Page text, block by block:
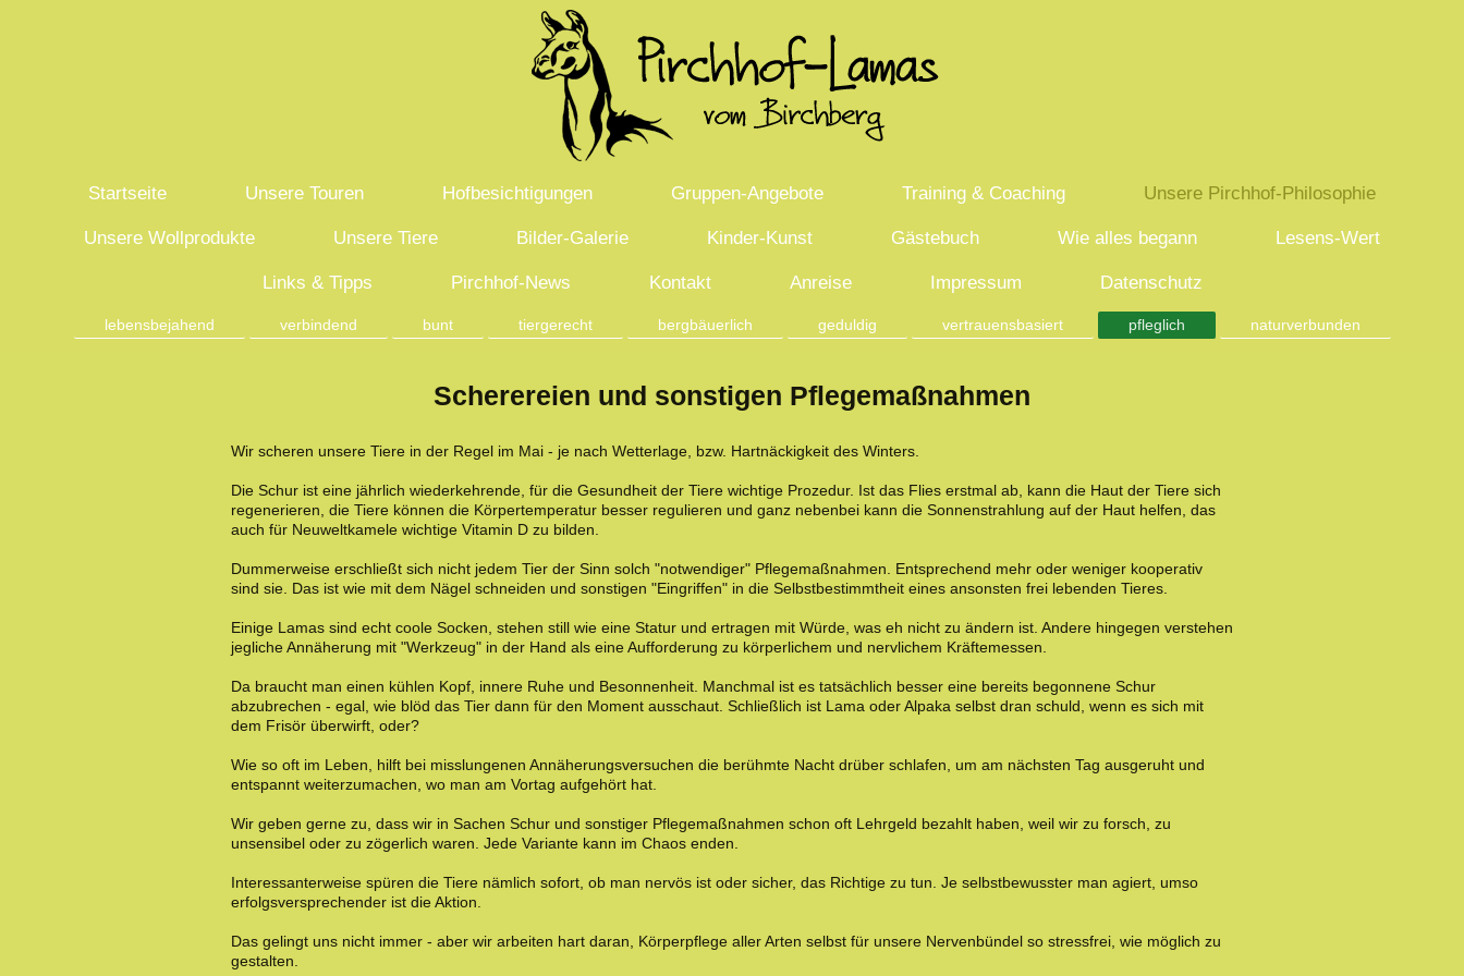
Startseite Unsere Touren Hofbesichtigungen Gruppen-Angebote Training & Coaching Unsere Pirchhof-Philosophie
Unsere Wollprodukte Unsere Tiere Bilder-Galerie Kinder-Kunst Gästebuch Wie alles begann Lesens-Wert
Links & Tipps Pirchhof-News Kontakt Anreise Impressum Datenschutz
lebensbejahend verbindend bunt tiergerecht bergbäuerlich geduldig vertrauensbasiert pfleglich naturverbunden
Scherereien und sonstigen Pflegemaßnahmen
Wir scheren unsere Tiere in der Regel im Mai - je nach Wetterlage, bzw. Hartnäckigkeit des Winters.
Die Schur ist eine jährlich wiederkehrende, für die Gesundheit der Tiere wichtige Prozedur. Ist das Flies erstmal ab, kann die Haut der Tiere sich
regenerieren, die Tiere können die Körpertemperatur besser regulieren und ganz nebenbei kann die Sonnenstrahlung auf der Haut helfen, das
auch für Neuweltkamele wichtige Vitamin D zu bilden.
Dummerweise erschließt sich nicht jedem Tier der Sinn solch "notwendiger" Pflegemaßnahmen. Entsprechend mehr oder weniger kooperativ
sind sie. Das ist wie mit dem Nägel schneiden und sonstigen "Eingriffen" in die Selbstbestimmtheit eines ansonsten frei lebenden Tieres.
Einige Lamas sind echt coole Socken, stehen still wie eine Statur und ertragen mit Würde, was eh nicht zu ändern ist. Andere hingegen verstehen
jegliche Annäherung mit "Werkzeug" in der Hand als eine Aufforderung zu körperlichem und nervlichem Kräftemessen.
Da braucht man einen kühlen Kopf, innere Ruhe und Besonnenheit. Manchmal ist es tatsächlich besser eine bereits begonnene Schur
abzubrechen - egal, wie blöd das Tier dann für den Moment ausschaut. Schließlich ist Lama oder Alpaka selbst dran schuld, wenn es sich mit
dem Frisör überwirft, oder?
Wie so oft im Leben, hilft bei misslungenen Annäherungsversuchen die berühmte Nacht drüber schlafen, um am nächsten Tag ausgeruht und
entspannt weiterzumachen, wo man am Vortag aufgehört hat.
Wir geben gerne zu, dass wir in Sachen Schur und sonstiger Pflegemaßnahmen schon oft Lehrgeld bezahlt haben, weil wir zu forsch, zu
unsensibel oder zu zögerlich waren. Jede Variante kann im Chaos enden.
Interessanterweise spüren die Tiere nämlich sofort, ob man nervös ist oder sicher, das Richtige zu tun. Je selbstbewusster man agiert, umso
erfolgsversprechender ist die Aktion.
Das gelingt uns nicht immer - aber wir arbeiten hart daran, Körperpflege aller Arten selbst für unsere Nervenbündel so stressfrei, wie möglich zu
gestalten.